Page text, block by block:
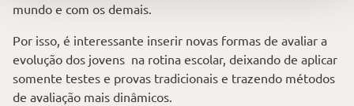
mundo e com os demais.
Por isso, é interessante inserir novas formas de avaliar a
evolução dos jovens na rotina escolar, deixando de aplicar
somente testes e provas tradicionais e trazendo métodos
de avaliação mais dinâmicos.